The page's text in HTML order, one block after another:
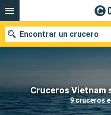
Cruceros Vietnam
9 cruceros
Encontrar un crucero
Nuestros destinos
Fecha de salida